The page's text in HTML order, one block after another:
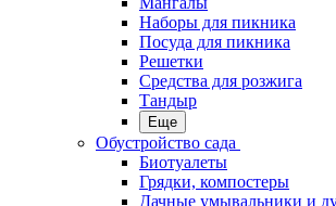
Наборы для пикника
Посуда для пикника
Решетки
Средства для розжига
Тандыр
Еще
Обустройство сада
Биотуалеты
Грядки, компостеры
Дачные умывальники и